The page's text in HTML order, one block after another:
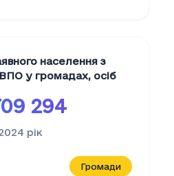
населення з
у громадах, осіб
294
рік
Громади